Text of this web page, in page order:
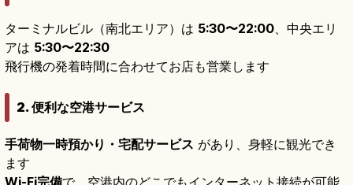
ターミナルビル（南北エリア）は 5:30〜22:00 、中央エリ
アは 5:30〜22:30
飛行機の発着時間に合わせてお店も営業します
2. 便利な空港サービス
手荷物一時預かり・宅配サービス があり、身軽に観光でき
ます